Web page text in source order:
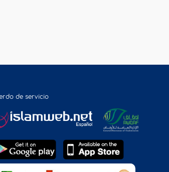
de servicio